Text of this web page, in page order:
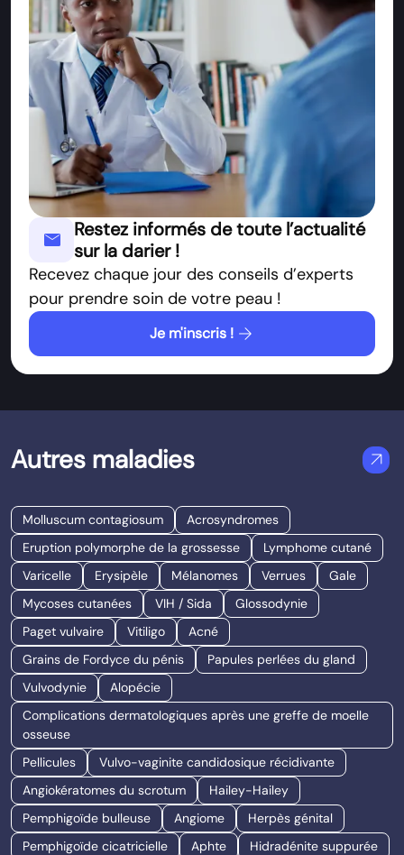
mail
Restez informés de toute l’actualité
sur la darier !
Recevez chaque jour des conseils d’experts
pour prendre soin de votre peau !
Je m'inscris ! arrow_forward
Autres maladies arrow_outward
Molluscum contagiosum
Acrosyndromes
Eruption polymorphe de la grossesse
Lymphome cutané
Varicelle
Erysipèle Mélanomes Verrues
Gale
Mycoses cutanées
VIH / Sida
Glossodynie
Paget vulvaire
Vitiligo
Acné
Grains de Fordyce du pénis
Papules perlées du gland
Vulvodynie
Alopécie
Complications dermatologiques après une greffe de moelle
osseuse
Pellicules
Vulvo-vaginite candidosique récidivante
Angiokératomes du scrotum
Hailey-Hailey
Pemphigoïde bulleuse
Angiome
Herpès génital
Pemphigoïde cicatricielle
Aphte
Hidradénite suppurée